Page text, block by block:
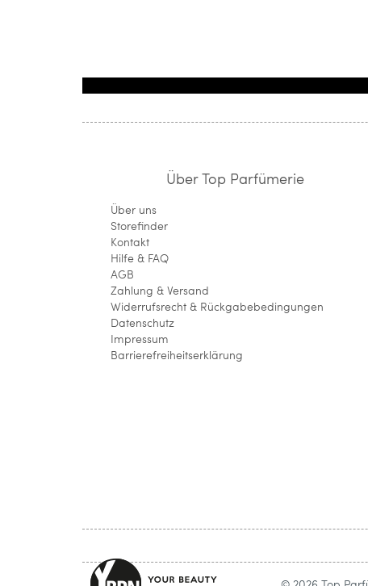
Über Top Parfümerie
Über uns
Storefinder
Kontakt
Hilfe & FAQ
AGB
Zahlung & Versand
Widerrufsrecht & Rückgabebedingungen
Datenschutz
Impressum
Barrierefreiheitserklärung